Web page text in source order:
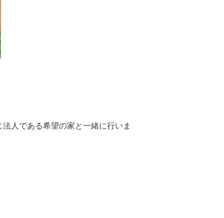
人である希望の家と一緒に行いま